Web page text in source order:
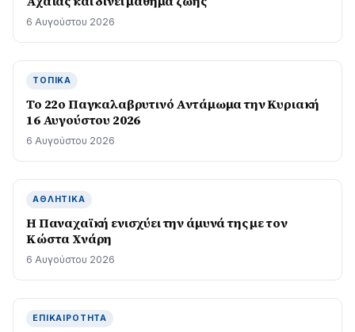
6 Αυγούστου 2026
ΤΟΠΙΚΆ
Το 22ο Παγκαλαβρυτινό Αντάμωμα την Κυριακή
16 Αυγούστου 2026
6 Αυγούστου 2026
ΑΘΛΗΤΙΚΆ
Η Παναχαϊκή ενισχύει την άμυνά της με τον
Κώστα Χνάρη
6 Αυγούστου 2026
ΕΠΙΚΑΙΡΌΤΗΤΑ